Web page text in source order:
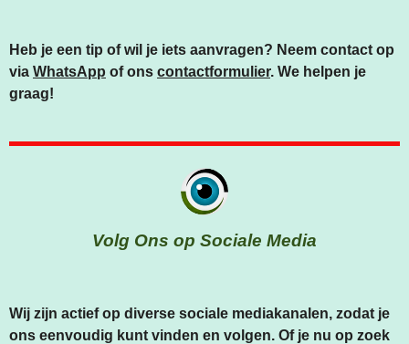
Heb je een tip of wil je iets aanvragen? Neem contact op
via WhatsApp of ons contactformulier. We helpen je
graag!
Volg Ons op Sociale Media
Wij zijn actief op diverse sociale mediakanalen, zodat je
ons eenvoudig kunt vinden en volgen. Of je nu op zoek